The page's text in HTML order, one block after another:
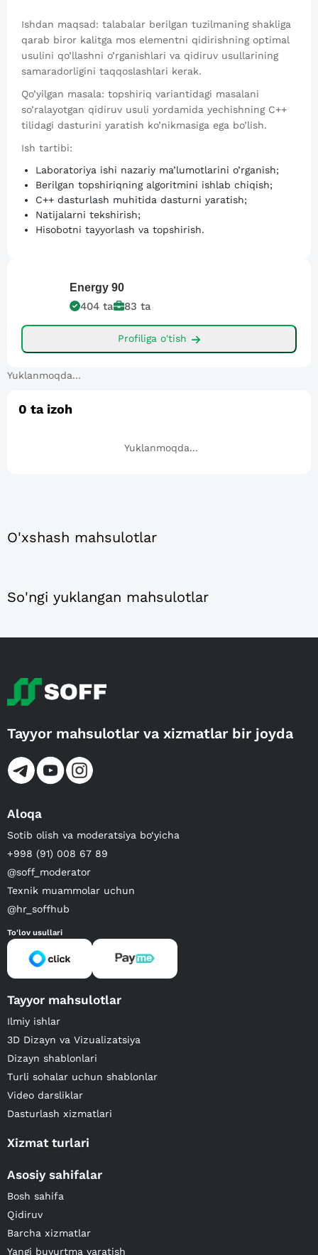
Ishdan maqsad: talabalar berilgan tuzilmaning shakliga
qarab biror kalitga mos elementni qidirishning optimal
usulini qo’llashni o’rganishlari va qidiruv usullarining
samaradorligini taqqoslashlari kerak.
Qo’yilgan masala: topshiriq variantidagi masalani
so’ralayotgan qidiruv usuli yordamida yechishning C++
tilidagi dasturini yaratish ko’nikmasiga ega bo’lish.
Ish tartibi:
Laboratoriya ishi nazariy ma’lumotlarini o’rganish;
Berilgan topshiriqning algoritmini ishlab chiqish;
C++ dasturlash muhitida dasturni yaratish;
Natijalarni tekshirish;
Hisobotni tayyorlash va topshirish.
Energy 90
404 ta 83 ta
Profiliga o'tish
Yuklanmoqda...
0 ta izoh
Yuklanmoqda...
O'xshash mahsulotlar
So'ngi yuklangan mahsulotlar
Tayyor mahsulotlar va xizmatlar bir joyda
Aloqa
Sotib olish va moderatsiya bo‘yicha
+998 (91) 008 67 89
@soff_moderator
Texnik muammolar uchun
@hr_soffhub
To'lov usullari
Tayyor mahsulotlar
Ilmiy ishlar
3D Dizayn va Vizualizatsiya
Dizayn shablonlari
Turli sohalar uchun shablonlar
Video darsliklar
Dasturlash xizmatlari
Xizmat turlari
Asosiy sahifalar
Bosh sahifa
Qidiruv
Barcha xizmatlar
Yangi buyurtma yaratish